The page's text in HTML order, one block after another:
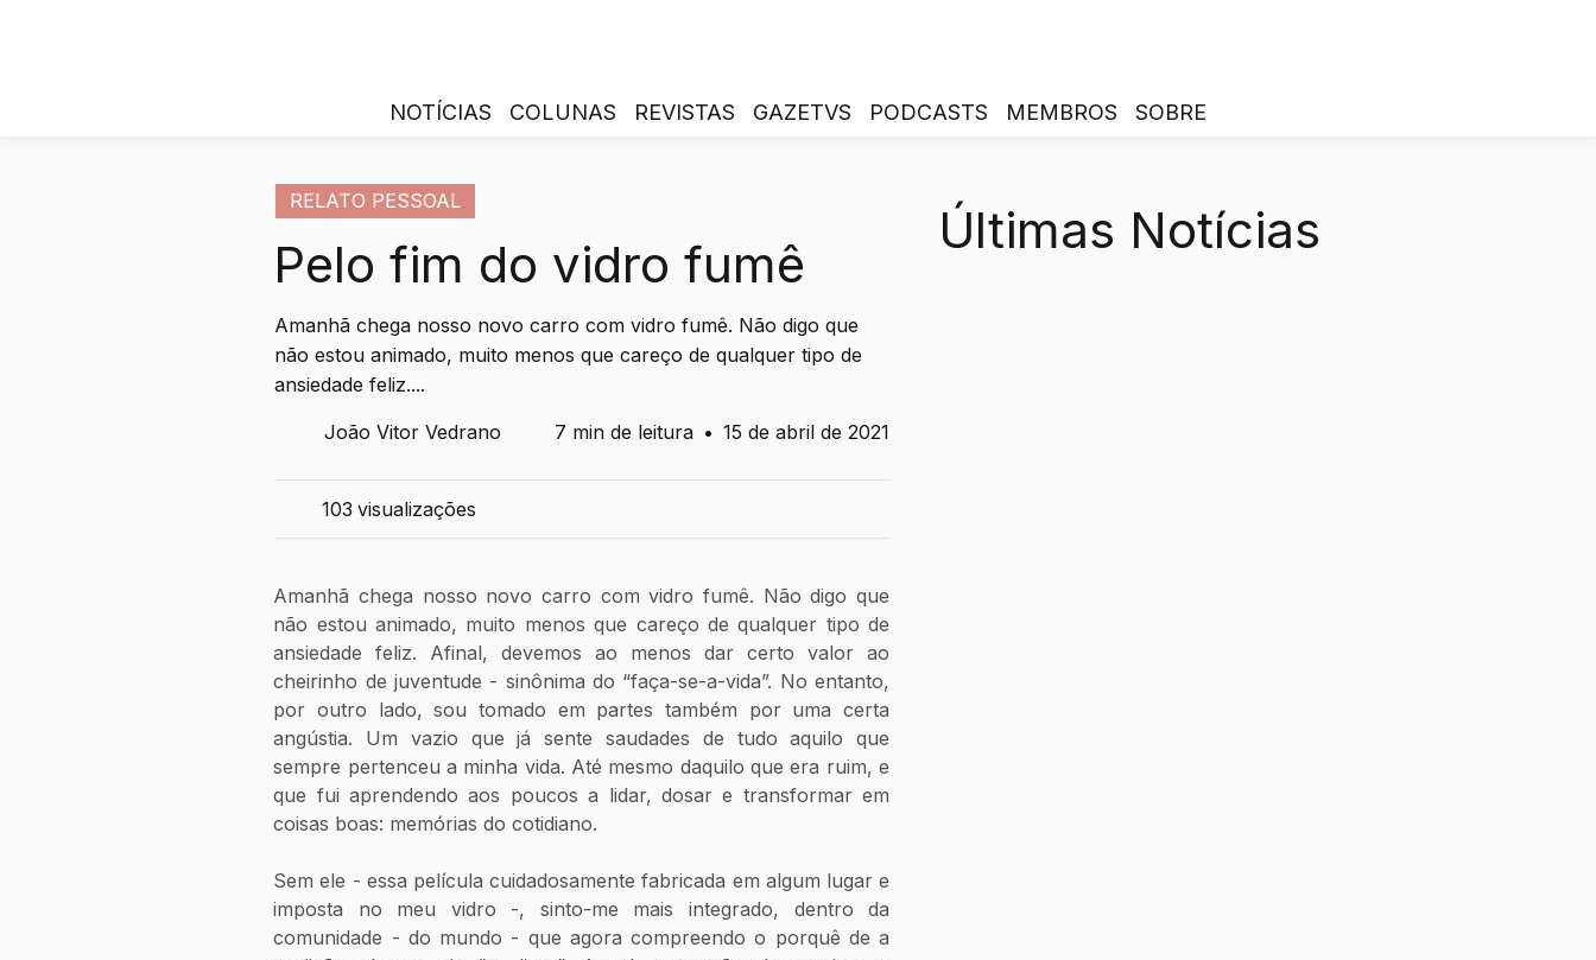
NOTÍCIAS COLUNAS REVISTAS GAZETVS PODCASTS MEMBROS SOBRE
RELATO PESSOAL
Pelo fim do vidro fumê
Amanhã chega nosso novo carro com vidro fumê. Não digo que
não estou animado, muito menos que careço de qualquer tipo de
ansiedade feliz....
João Vitor Vedrano
7 min de leitura • 15 de abril de 2021
103 visualizações
Amanhã chega nosso novo carro com vidro fumê. Não digo que
não estou animado, muito menos que careço de qualquer tipo de
ansiedade feliz. Afinal, devemos ao menos dar certo valor ao
cheirinho de juventude - sinônima do “faça-se-a-vida”. No entanto,
por outro lado, sou tomado em partes também por uma certa
angústia. Um vazio que já sente saudades de tudo aquilo que
sempre pertenceu a minha vida. Até mesmo daquilo que era ruim, e
que fui aprendendo aos poucos a lidar, dosar e transformar em
coisas boas: memórias do cotidiano.
Sem ele - essa película cuidadosamente fabricada em algum lugar e
imposta no meu vidro -, sinto-me mais integrado, dentro da
comunidade - do mundo - que agora compreendo o porquê de a
Últimas Notícias